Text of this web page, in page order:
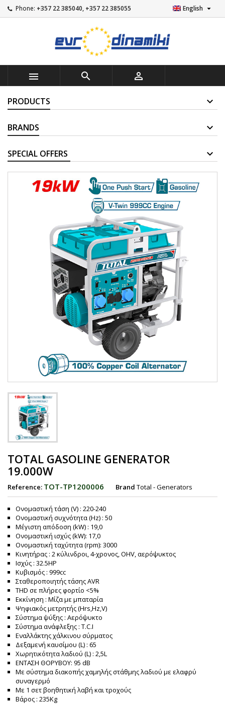
Phone: +357 22 385040, +357 22 385055 English 
  
PRODUCTS
BRANDS
TOTAL GASOLINE GENERATOR
19.000W
Reference: TOT-TP1200006 Brand Total - Generators
Ονομαστική τάση (V) : 220-240
Ονομαστική συχνότητα (Hz) : 50
Μέγιστη απόδοση (kW) : 19,0
Ονομαστική ισχύς (kW): 17,0
Ονομαστική ταχύτητα (rpm): 3000
Κινητήρας : 2 κύλινδροι, 4-χρονος, OHV, αερόψυκτος
Ισχύς : 32.5HP
Κυβισμός : 999cc
Σταθεροποιητής τάσης AVR
THD σε πλήρες φορτίο <5%
Εκκίνηση : Μίζα με μπαταρία
Ψηφιακός μετρητής (Hrs,Hz,V)
Σύστημα ψύξης : Αερόψυκτο
Σύστημα ανάφλεξης : T.C.I
Εναλλάκτης χάλκινου σύρματος
Δεξαμενή καυσίμου (L) : 65
Χωρητικότητα λαδιού (L) : 2,5L
ΕΝΤΑΣΗ ΘΟΡΥΒΟΥ: 95 dB
Με σύστημα διακοπής χαμηλής στάθμης λαδιού με ελαφρύ
συναγερμό
Με 1 σετ βοηθητική λαβή και τροχούς
Βάρος : 235Kg